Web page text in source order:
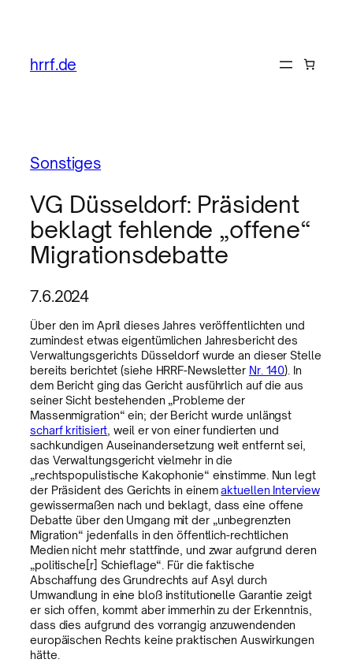
hrrf.de
Sonstiges
VG Düsseldorf: Präsident
beklagt fehlende „offene“
Migrationsdebatte
7.6.2024
Über den im April dieses Jahres veröffentlichten und
zumindest etwas eigentümlichen Jahresbericht des
Verwaltungsgerichts Düsseldorf wurde an dieser Stelle
bereits berichtet (siehe HRRF-Newsletter Nr. 140). In
dem Bericht ging das Gericht ausführlich auf die aus
seiner Sicht bestehenden „Probleme der
Massenmigration“ ein; der Bericht wurde unlängst
scharf kritisiert , weil er von einer fundierten und
sachkundigen Auseinandersetzung weit entfernt sei,
das Verwaltungsgericht vielmehr in die
„rechtspopulistische Kakophonie“ einstimme. Nun legt
der Präsident des Gerichts in einemaktuellen Interview
gewissermaßen nach und beklagt, dass eine offene
Debatte über den Umgang mit der „unbegrenzten
Migration“ jedenfalls in den öffentlich-rechtlichen
Medien nicht mehr stattfinde, und zwar aufgrund deren
„politische[r] Schieflage“. Für die faktische
Abschaffung des Grundrechts auf Asyl durch
Umwandlung in eine bloß institutionelle Garantie zeigt
er sich offen, kommt aber immerhin zu der Erkenntnis,
dass dies aufgrund des vorrangig anzuwendenden
europäischen Rechts keine praktischen Auswirkungen
hätte.